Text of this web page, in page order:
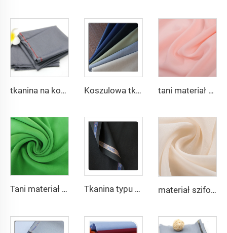
tkanina na kostium poliestrowy wiskozowy, Arabia Robe, Koszula, Spodnie, Tkanina medyczna Koszulowa tkanina z poliestrowej wiskozy TR na wymiar, wysokiej jakości dla męskich kostiumów tani materiał szifonowy Georgette 75D 100% poliester 2800 skręceń Materiał szifonowy Perłowy do sukni
Tani materiał szifonowy Georgette 75D 100% poliester 2800 skręceń Materiał szifonowy Perłowy do sukni Tkanina typu twill z mieszanki 80% poliestru i 20% wiskozy do thobe'a i koszuli materiał szifonowy Georgette 75D 2800 skręceń 100% poliesterowy materiał szifonowy Perłowy do sukni